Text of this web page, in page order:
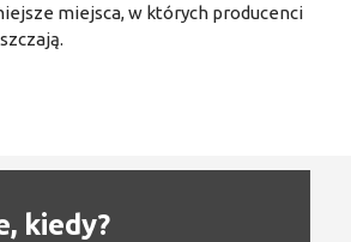
miejsca, w których producenci
kiedy?